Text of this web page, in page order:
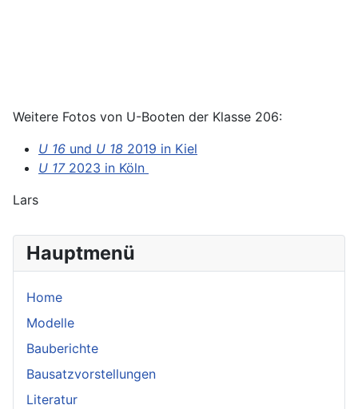
Hauptmenü
Home
Modelle
Bauberichte
Bausatzvorstellungen
Literatur
Weitere Fotos von U-Booten der Klasse 206:
U 16 und U 18 2019 in Kiel
U 172023 in Köln
Lars